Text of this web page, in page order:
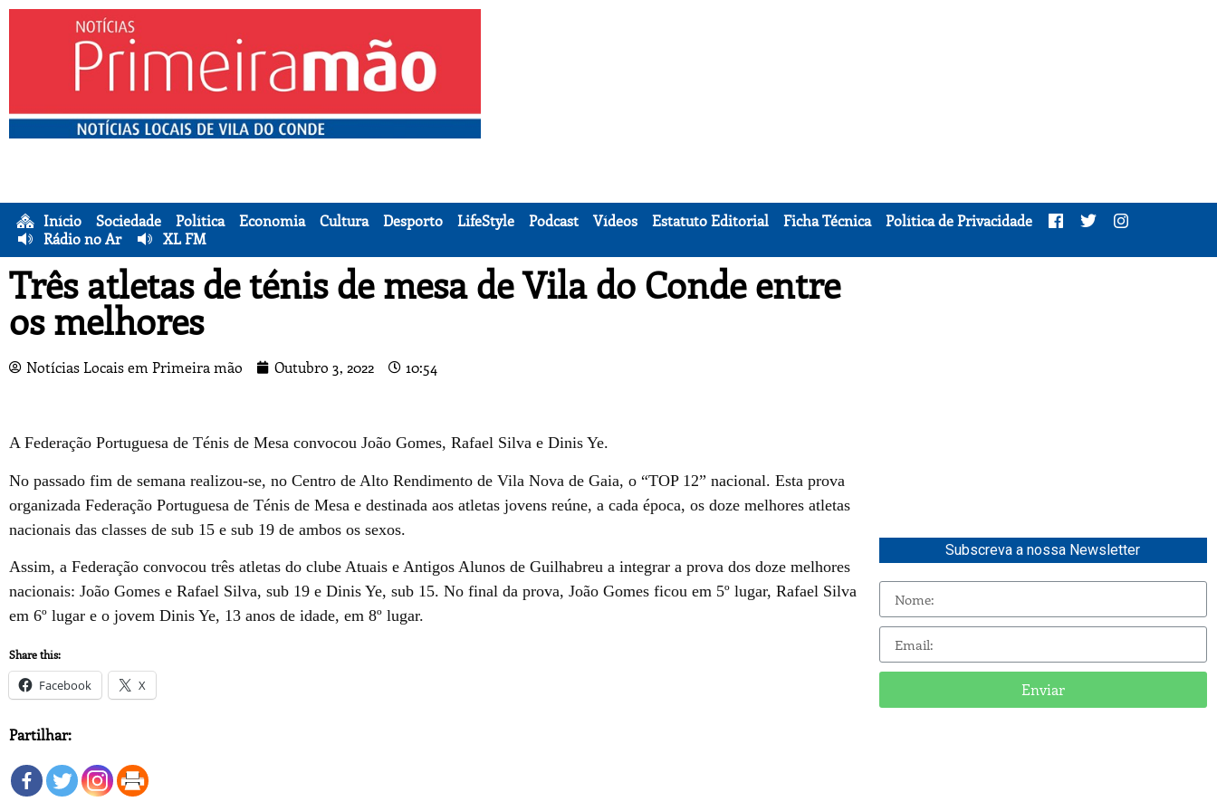
Início Sociedade Política Economia Cultura Desporto LifeStyle Podcast Vídeos Estatuto Editorial Ficha Técnica
Política de Privacidade
Rádio no Ar
XL FM
Três atletas de ténis de mesa de Vila do Conde entre
os melhores
Notícias Locais em Primeira mão Outubro 3, 2022 10:54
A Federação Portuguesa de Ténis de Mesa convocou João Gomes, Rafael Silva e Dinis Ye.
No passado fim de semana realizou-se, no Centro de Alto Rendimento de Vila Nova de Gaia, o “TOP 12” nacional. Esta prova
organizada Federação Portuguesa de Ténis de Mesa e destinada aos atletas jovens reúne, a cada época, os doze melhores atletas
nacionais das classes de sub 15 e sub 19 de ambos os sexos.
Assim, a Federação convocou três atletas do clube Atuais e Antigos Alunos de Guilhabreu a integrar a prova dos doze melhores
nacionais: João Gomes e Rafael Silva, sub 19 e Dinis Ye, sub 15. No final da prova, João Gomes ficou em 5º lugar, Rafael Silva
em 6º lugar e o jovem Dinis Ye, 13 anos de idade, em 8º lugar.
Share this:
Facebook X
Partilhar:
Subscreva a nossa Newsletter
Enviar